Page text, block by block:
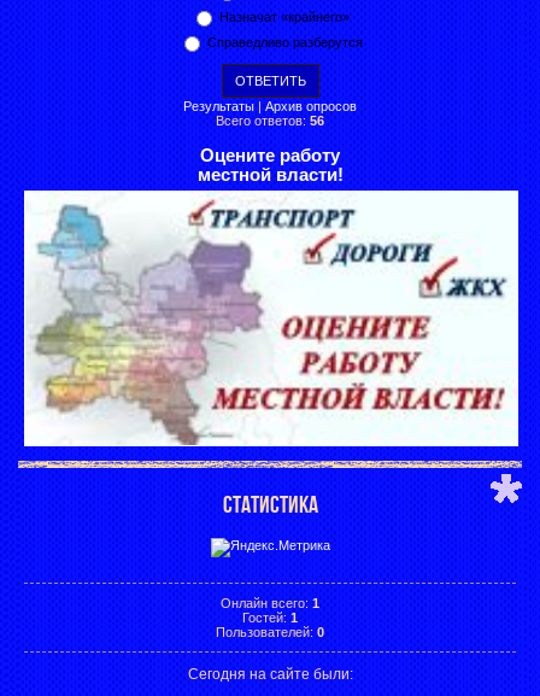
Назначат «крайнего»
Справедливо разберутся
Результаты | Архив опросов
Всего ответов: 56
Оцените работу
местной власти!
СТАТИСТИКА
Онлайн всего: 1
Гостей: 1
Пользователей: 0
Сегодня на сайте были: